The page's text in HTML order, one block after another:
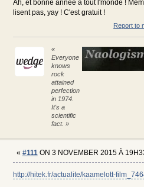
Ah, et bonne année à tout l'monde !
lisent pas, yay ! C'est gratuit !
Report to
«
Everyone
knows
rock
attained
perfection
in 1974.
It's a
scientific
fact. »
« #111ON 3 NOVEMBER 2015 À
http://hitek.fr/actualite/kaamelott-